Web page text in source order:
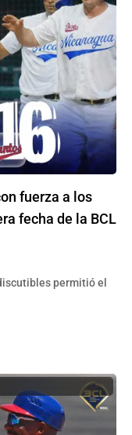
fuerza a los
fecha de la BCL
permitió el